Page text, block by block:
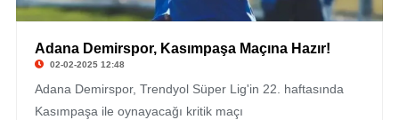
Adana Demirspor, Kasımpaşa Maçına Hazır!
02-02-2025 12:48
Adana Demirspor, Trendyol Süper Lig'in 22. haftasında
Kasımpaşa ile oynayacağı kritik maçı